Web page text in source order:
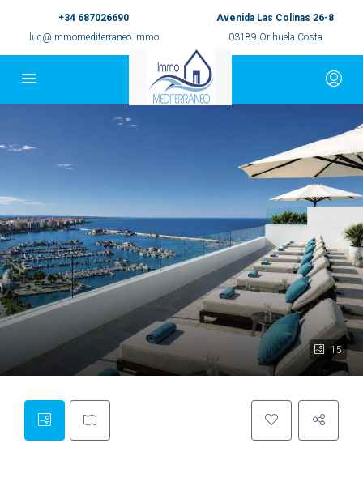
+34 687026690
luc@immomediterraneo.immo
Avenida Las Colinas 26-8
03189 Orihuela Costa
15